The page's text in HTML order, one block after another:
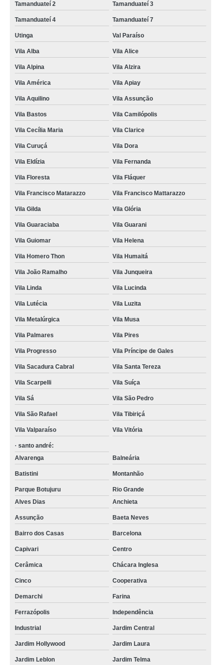
Tamanduateí 2 Tamanduateí 3
Tamanduateí 4 Tamanduateí 7
Utinga Val Paraíso
Vila Alba Vila Alice
Vila Alpina Vila Alzira
Vila América Vila Apiay
Vila Aquilino Vila Assunção
Vila Bastos Vila Camilópolis
Vila Cecília Maria Vila Clarice
Vila Curuçá Vila Dora
Vila Eldízia Vila Fernanda
Vila Floresta Vila Fláquer
Vila Francisco Matarazzo Vila Francisco Mattarazzo
Vila Gilda Vila Glória
Vila Guaraciaba Vila Guarani
Vila Guiomar Vila Helena
Vila Homero Thon Vila Humaitá
Vila João Ramalho Vila Junqueira
Vila Linda Vila Lucinda
Vila Lutécia Vila Luzita
Vila Metalúrgica Vila Musa
Vila Palmares Vila Pires
Vila Progresso Vila Príncipe de Gales
Vila Sacadura Cabral Vila Santa Tereza
Vila Scarpelli Vila Suíça
Vila Sá Vila São Pedro
Vila São Rafael Vila Tibiriçá
Vila Valparaíso Vila Vitória
· santo andré:
Alvarenga
Balneária
Batistini Montanhão
Parque Botujuru
Rio Grande
Alves Dias
Anchieta
Assunção Baeta Neves
Bairro dos Casas Barcelona
Capivari Centro
Cerâmica Chácara Inglesa
Cinco Cooperativa
Demarchi Farina
Ferrazópolis Independência
Industrial Jardim Central
Jardim Hollywood Jardim Laura
Jardim Leblon Jardim Telma